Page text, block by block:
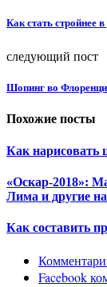
Как стать стройнее
следующий пост
Шопинг во
Похожие посты
Как нарисовать
«Оскар-2018»:
Лима и другие
Как составить
Facebook